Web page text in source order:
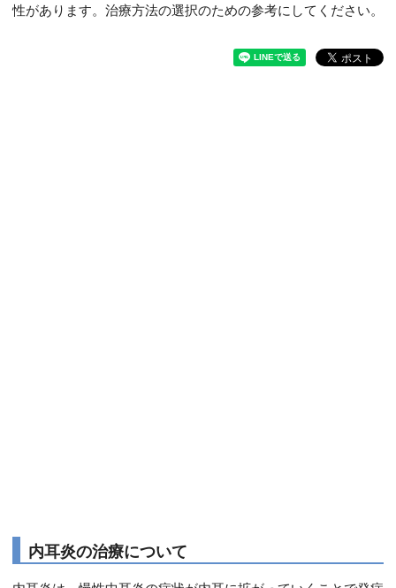
性があります。治療方法の選択のための参考にしてください。
内耳炎の治療について